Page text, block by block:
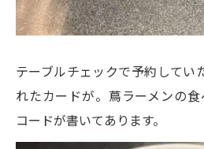
テーブルチェックで予約してい
れたカードが。蔦ラーメンの
コードが書いてあります。